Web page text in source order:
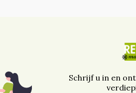
Schrijf u in en